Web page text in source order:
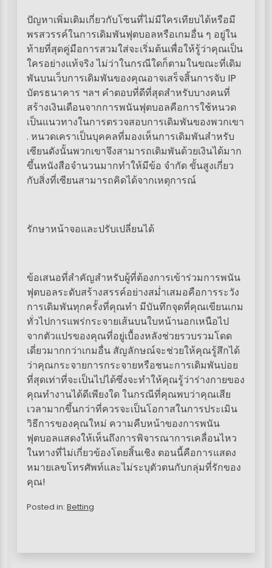
ปัญหาเพิ่มเติมเกี่ยวกับโซนที่ไม่มีใครเทียบได้หรือมี
พรสวรรค์ในการเดิมพันฟุตบอลหรือเกมอื่น ๆ อยู่ใน
ท้ายที่สุดคู่มือการสวมใส่จะเริ่มต้นเพื่อให้รู้ว่าคุณเป็น
ใครอย่างแท้จริง ไม่ว่าในกรณีใดก็ตามในขณะที่เดิม
พันบนเว็บการเดิมพันของคุณอาจเสร็จสิ้นการจับ IP
บัตรธนาคาร ฯลฯ คำตอบที่ดีที่สุดสำหรับบางคนที่
สร้างเงินเดือนจากการพนันฟุตบอลคือการใช้หนวด
เป็นแนวทางในการตรวจสอบการเดิมพันของพวกเขา
. หนวดเคราเป็นบุคคลที่มองเห็นการเดิมพันสำหรับ
เซียนดังนั้นพวกเขาจึงสามารถเดิมพันด้วยเงินได้มาก
ขึ้นหนังสือจำนวนมากทำให้มีข้อ จำกัด ขั้นสูงเกี่ยว
กับสิ่งที่เซียนสามารถคิดได้จากเหตุการณ์
รักษาหน้าจอและปรับเปลี่ยนได้
ข้อเสนอที่สำคัญสำหรับผู้ที่ต้องการเข้าร่วมการพนัน
ฟุตบอลระดับสร้างสรรค์อย่างสม่ำเสมอคือการระวัง
การเดิมพันทุกครั้งที่คุณทำ มีบันทึกจุดที่คุณเขียนเกม
ทั่วไปการแพร่กระจายเส้นบนใบหน้านอกเหนือไป
จากตัวแปรของคุณที่อยู่เบื้องหลังช่วยรวบรวมโดด
เดี่ยวมากกว่าเกมอื่น สัญลักษณ์จะช่วยให้คุณรู้สึกได้
ว่าคุณกระจายการกระจายหรือชนะการเดิมพันบ่อย
ที่สุดเท่าที่จะเป็นไปได้ซึ่งจะทำให้คุณรู้ว่าร่างกายของ
คุณทำงานได้ดีเพียงใด ในกรณีที่คุณพบว่าคุณเสีย
เวลามากขึ้นกว่าที่ควรจะเป็นโอกาสในการประเมิน
วิธีการของคุณใหม่ ความคืบหน้าของการพนัน
ฟุตบอลแสดงให้เห็นถึงการพิจารณาการเคลื่อนไหว
ในทางที่ไม่เกี่ยวข้องโดยสิ้นเชิง ตอนนี้คือการแสดง
หมายเลขโทรศัพท์และไม่ระบุตัวตนกับกลุ่มที่รักของ
คุณ!
Posted in: Betting